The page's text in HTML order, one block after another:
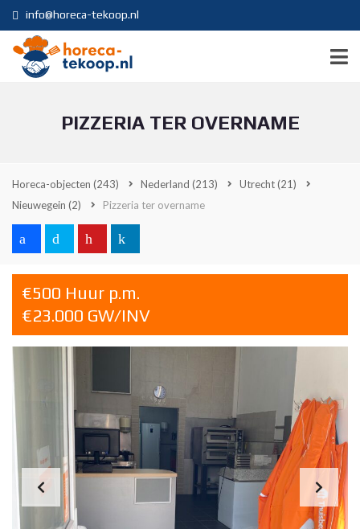
info@horeca-tekoop.nl
PIZZERIA TER OVERNAME
Horeca-objecten (243) Nederland (213) Utrecht(21)
Nieuwegein (2) Pizzeria ter overname
€500 Huur p.m.
€23.000 GW/INV